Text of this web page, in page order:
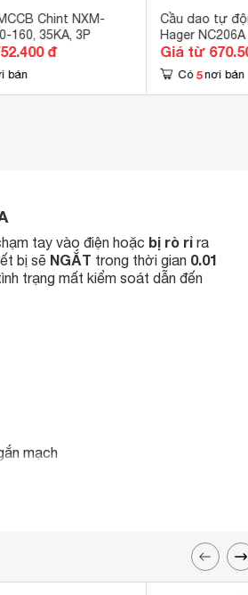
Chint NXM-
160, 35KA, 3P
đ
bán
Cầu dao tự
Hager NC206A
Giá từ
Có 5 nơi bán
tay vào điện hoặc bị rò rỉ ra
bị sẽ NGẮT trong thời gian 0.01
trạng mất kiểm soát dẫn đến
mạch